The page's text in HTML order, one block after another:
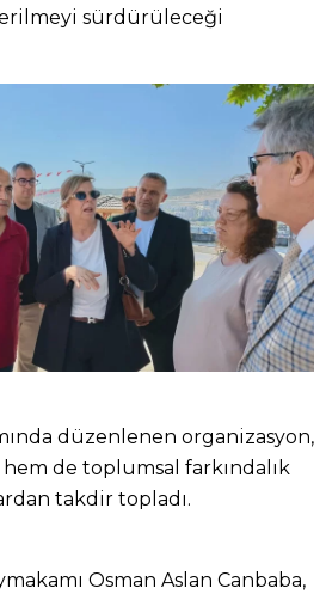
sürdürüleceği
düzenlenen organizasyon,
de toplumsal farkındalık
takdir topladı.
Osman Aslan Canbaba,